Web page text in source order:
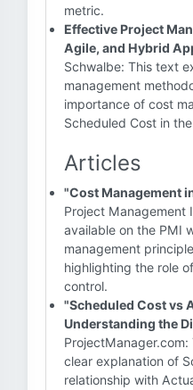
metric.
Effective Project
Agile, and Hybrid
Schwalbe: This text
management
importance of cost
Scheduled Cost in
Articles
"Cost Management
Project Management
available on the PMI
management
highlighting the role
control.
"Scheduled Cost vs
Understanding the
clear explanation of
relationship with